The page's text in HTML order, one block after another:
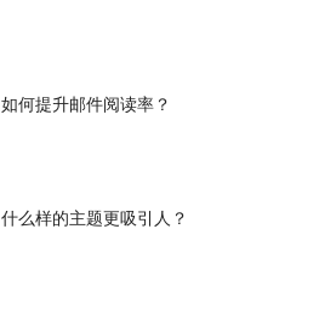
如何提升邮件阅读率？
什么样的主题更吸引人？